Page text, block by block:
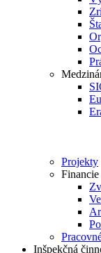
Projekty
Inšpekčná